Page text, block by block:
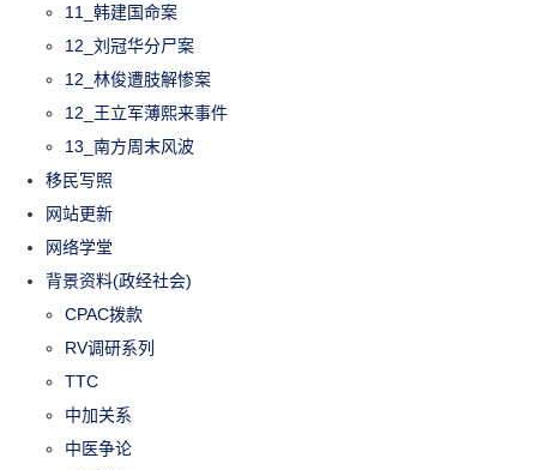
11_韩建国命案
12_刘冠华分尸案
12_林俊遭肢解惨案
12_王立军薄熙来事件
13_南方周末风波
移民写照
网站更新
网络学堂
背景资料(政经社会)
CPAC拨款
RV调研系列
TTC
中加关系
中医争论